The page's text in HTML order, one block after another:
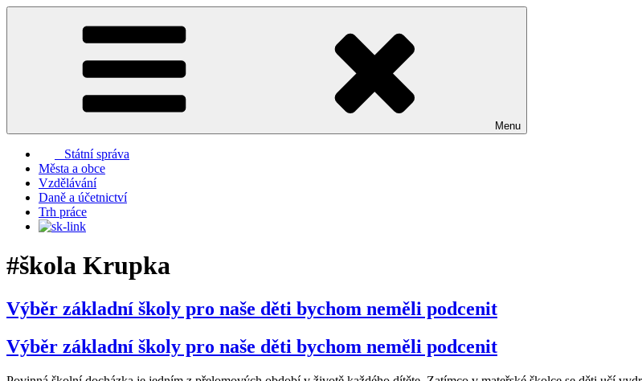
Přejít
Menu
Státní správa
Města a obce
Vzdělávání
Daně a účetnictví
Trh práce
#škola Krupka
Výběr základní školy pro naše děti bychom neměli podcenit
Výběr základní školy pro naše děti bychom neměli podcenit